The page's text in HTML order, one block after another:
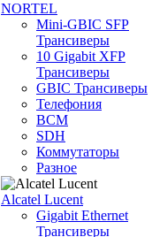
NORTEL
Mini-GBIC SFP
Трансиверы
10 Gigabit XFP
Трансиверы
GBIC Трансиверы
Телефония
BCM
SDH
Коммутаторы
Разное
Alcatel Lucent
Gigabit Ethernet
Трансиверы